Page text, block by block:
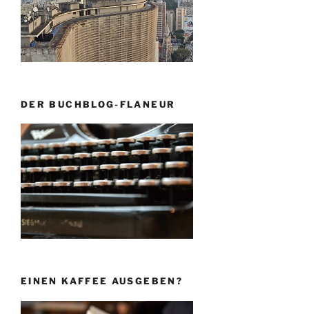
DER BUCHBLOG-FLANEUR
EINEN KAFFEE AUSGEBEN?